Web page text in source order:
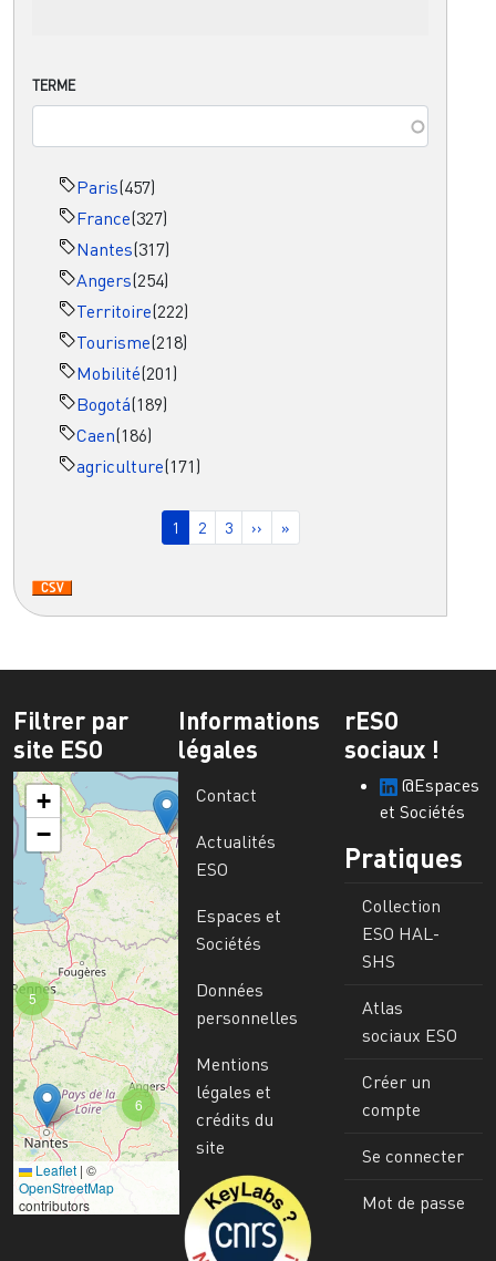
TERME
Paris(457)
France(327)
Nantes(317)
Angers(254)
Territoire(222)
Tourisme(218)
Mobilité(201)
Bogotá(189)
Caen(186)
agriculture(171)
Page courante
1 Page
2 Page
3 Page suivante
›› Dernière page
»
Filtrer par
site ESO
6
5
+
−
Leaflet | ©
OpenStreetMap
contributors
Informations
légales
Contact
Actualités
ESO
Espaces et
Sociétés
Données
personnelles
Mentions
légales et
crédits du
site
Image
rESO
sociaux !
@Espaces
et Sociétés
Pratiques
Collection
ESO HAL-
SHS
Atlas
sociaux ESO
Créer un
compte
Se connecter
Mot de passe